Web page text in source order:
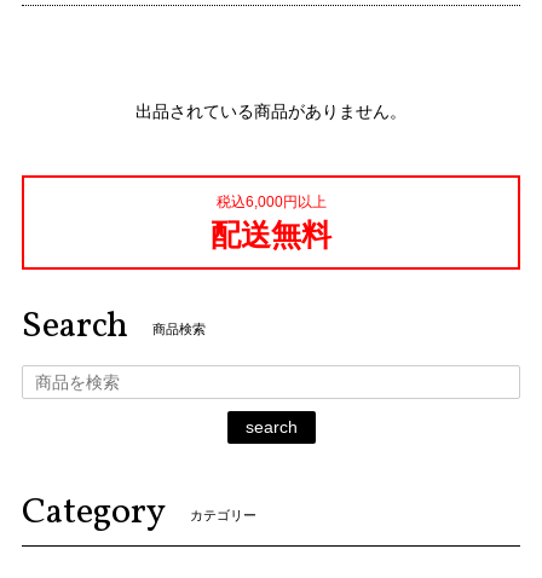
出品されている商品がありません。
税込6,000円以上
配送無料
Search 商品検索
search
Category カテゴリー